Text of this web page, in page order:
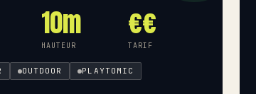
10m
HAUTEUR
€€
TARIF
OUTDOOR PLAYTOMIC